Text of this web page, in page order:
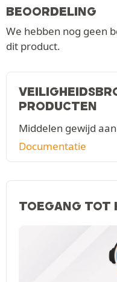
BEOORDELING
We hebben nog geen
dit product.
PRODUCTEN
Middelen gewijd
Documentatie
TOEGANG TOT